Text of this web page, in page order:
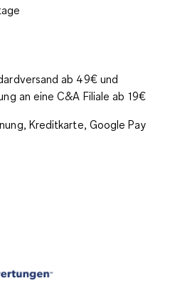
ab 49€ und
an eine C&A Filiale ab 19€
Kreditkarte, Google Pay